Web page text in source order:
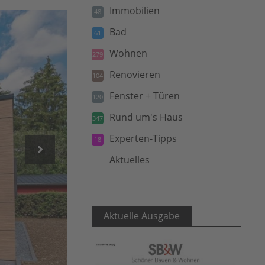
48 Immobilien
61 Bad
279 Wohnen
104 Renovieren
120 Fenster + Türen
347 Rund um's Haus
18 Experten-Tipps
Aktuelles
Aktuelle Ausgabe